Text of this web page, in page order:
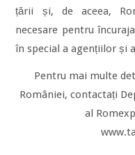
țării și, de aceea,
necesare pentru
în special a agențiilor și
Pentru mai multe
României, contactați
al